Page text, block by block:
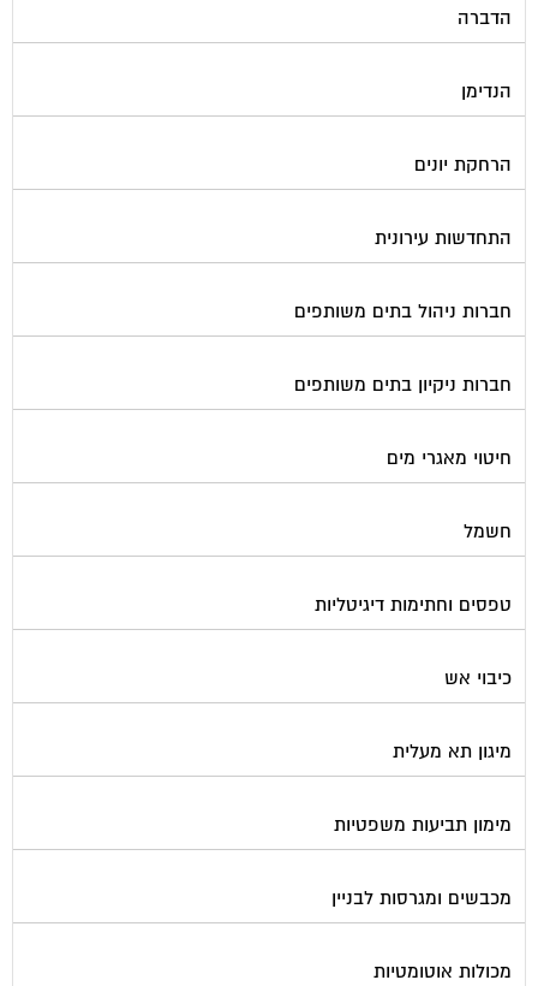
הדברה
הנדימן
הרחקת יונים
התחדשות עירונית
חברות ניהול בתים משותפים
חברות ניקיון בתים משותפים
חיטוי מאגרי מים
חשמל
טפסים וחתימות דיגיטליות
כיבוי אש
מיגון תא מעלית
מימון תביעות משפטיות
מכבשים ומגרסות לבניין
מכולות אוטומטיות